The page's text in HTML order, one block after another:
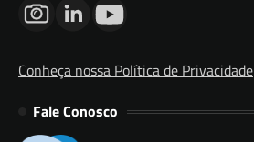
Conheça nossa Política de Privacidade
Fale Conosco